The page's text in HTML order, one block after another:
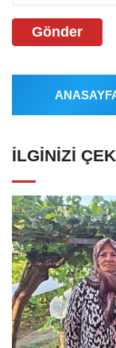
Gönder
İLGINIZI